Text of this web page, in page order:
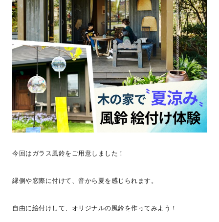
主人は、家を建てて1年ほどして転勤になり単身赴任。昨年ようやく
G-LOG なつ BESS仙台 LOGWAYだより
BESSユーザーインタビュー
薪ストーブライフ
デッキライフ 木の家ライフ
お手入れ
今回はガラス風鈴をご用意しました！
縁側や窓際に付けて、音から夏を感じられます。
自由に絵付けして、オリジナルの風鈴を作ってみよう！